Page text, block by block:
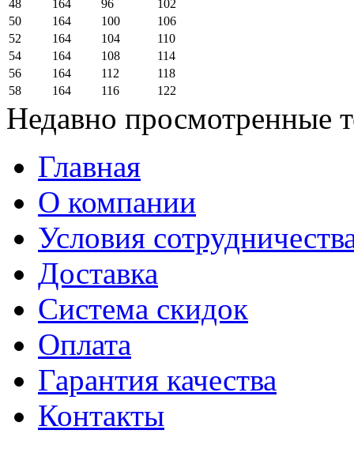
48
164 96
102
50
164 100
106
52
164 104
110
54
164 108
114
56
164 112
118
58
164 116 122
Недавно просмотренные
Главная
О компании
Условия
Доставка
Система скидок
Оплата
Гарантия качества
Контакты